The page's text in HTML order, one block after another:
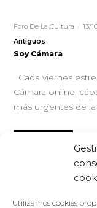
Utilizamos cookies
Foro De La Cultura
13/
Antiguos
Soy Cámara
Cada viernes
Cámara online,
más urgentes de